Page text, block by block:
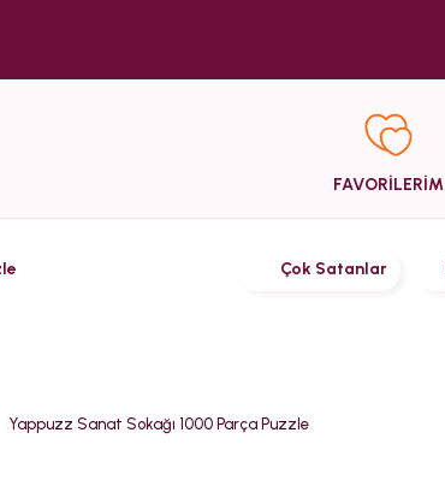
FAVORİLERİM
Çok Satanlar
Yappuzz Sanat Sokağı 1000 Parça Puzzle